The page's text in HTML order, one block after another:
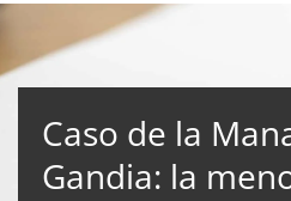
Caso de la
Gandia: la